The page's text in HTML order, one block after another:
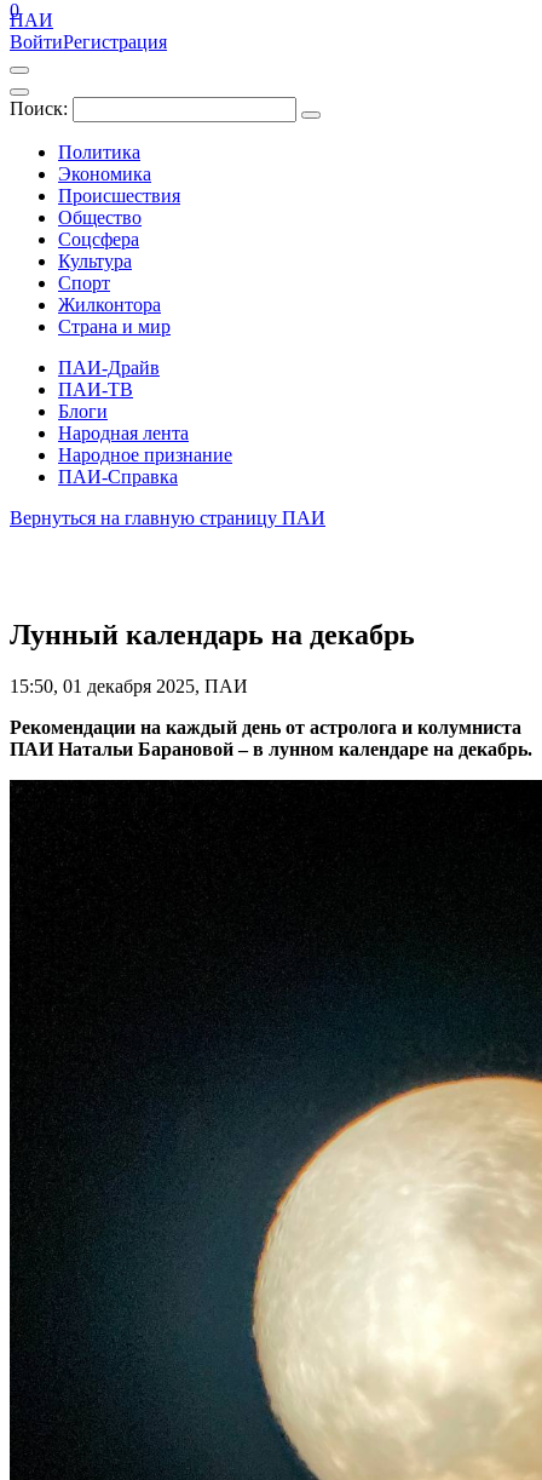
ПАИ
ВойтиРегистрация
Поиск:
Политика
Экономика
Происшествия
Общество
Соцсфера
Культура
Спорт
Жилконтора
Страна и мир
ПАИ-Драйв
ПАИ-ТВ
Блоги
Народная лента
Народное признание
ПАИ-Справка
0
Вернуться на главную страницу ПАИ
Лунный календарь на декабрь
15:50, 01 декабря 2025, ПАИ
Рекомендации на каждый день от астролога и колумниста
ПАИ Натальи Барановой – в лунном календаре на декабрь.